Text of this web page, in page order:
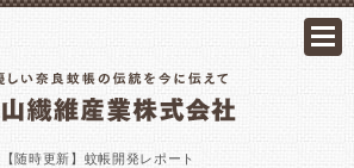
【随時更新】蚊帳開発レポート